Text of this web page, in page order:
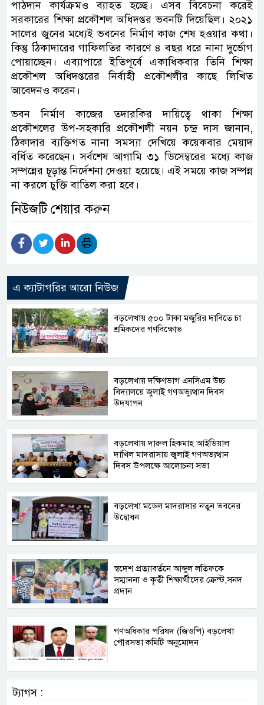
পাঠদান কার্যক্রমও ব্যাহত হচ্ছে। এসব বিবেচনা করেই
সরকারের শিক্ষা প্রকৌশল অধিদপ্তর ভবনটি দিয়েছিল। ২০২১
সালের জুনের মধ্যেই ভবনের নির্মাণ কাজ শেষ হওয়ার কথা।
কিন্তু ঠিকাদারের গাফিলতির কারণে ৪ বছর ধরে নানা দুর্ভোগ
পোয়াচ্ছেন। এব্যাপারে ইতিপূর্বে একাধিকবার তিনি শিক্ষা
প্রকৌশল অধিদপ্তরের নির্বাহী প্রকৌশলীর কাছে লিখিত
আবেদনও করেন।
ভবন নির্মাণ কাজের তদারকির দায়িত্বে থাকা শিক্ষা
প্রকৌশলের উপ-সহকারি প্রকৌশলী নয়ন চন্দ্র দাস জানান,
ঠিকাদার ব্যক্তিগত নানা সমস্যা দেখিয়ে কয়েকবার মেয়াদ
বর্ধিত করেছেন। সর্বশেষ আগামি ৩১ ডিসেম্বরের মধ্যে কাজ
সম্পন্নের চূড়ান্ত নির্দেশনা দেওয়া হয়েছে। এই সময়ে কাজ সম্পন্ন
না করলে চুক্তি বাতিল করা হবে।
নিউজটি শেয়ার করুন
এ ক্যাটাগরির আরো নিউজ
বড়লেখায় ৫০০ টাকা মজুরির দাবিতে চা
শ্রমিকদের গণবিক্ষোভ
বড়লেখায় দক্ষিণভাগ এনসিএম উচ্চ
বিদ্যালয়ে জুলাই গণঅভ্যুত্থান দিবস
উদযাপন
বড়লেখায় দারুল হিকমাহ আইডিয়াল
দাখিল মাদরাসায় জুলাই গণঅভ্যত্থান
দিবস উপলক্ষে আলোচনা সভা
বড়লেখা মডেল মাদরাসার নতুন ভবনের
উদ্বোধন
স্বদেশ প্রত্যাবর্তনে আব্দুল লতিফকে
সম্মাননা ও কৃতী শিক্ষার্থীদের ক্রেস্ট,সনদ
প্রদান
গণঅধিকার পরিষদ (জিওপি) বড়লেখা
পৌরসভা কমিটি অনুমোদন
ট্যাগস :